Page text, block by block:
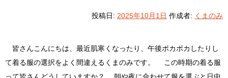
投稿日: 2025年10月1日 作成者: くまのみ
皆さんこんにちは、最近肌寒くなったり、午後ポカポカしたりし
て着る服の選択をよく間違えるくまのみです。 この時期の着る服